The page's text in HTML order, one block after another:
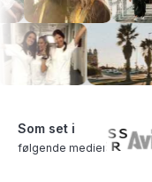
Som set i
følgende medier